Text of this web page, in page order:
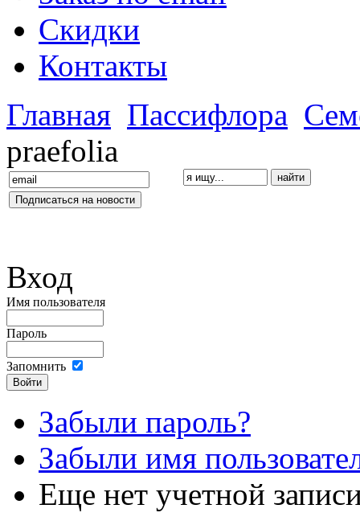
Скидки
Контакты
Главная Пассифлора
praefolia
Вход
Имя пользователя
Пароль
Запомнить
Забыли пароль?
Забыли имя
Еще нет учетной